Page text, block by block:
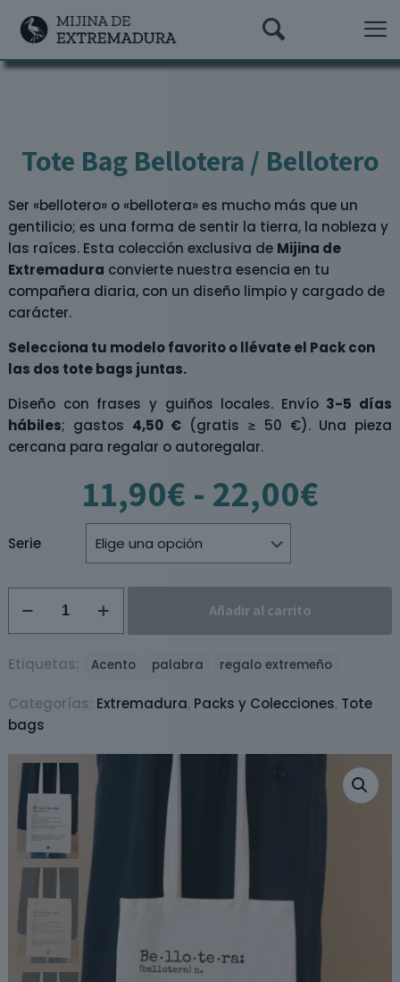
Tote Bag Bellotera / Bellotero
Ser «bellotero» o «bellotera» es mucho más que un
gentilicio; es una forma de sentir la tierra, la nobleza y
las raíces. Esta colección exclusiva de Mijina de
Extremadura convierte nuestra esencia en tu
compañera diaria, con un diseño limpio y cargado de
carácter.
Selecciona tu modelo favorito o llévate el Pack con
las dos tote bags juntas.
Diseño con frases y guiños locales. Envío 3-5 días
hábiles; gastos 4,50 € (gratis ≥ 50 €). Una pieza
cercana para regalar o autoregalar.
11,90€ - 22,00€de
Serie
Bellotera
/
cantidad
Añadir al carrito
Etiquetas: Acento palabra regalo extremeño
Categorías: Extremadura, Packs y Colecciones, Tote
bags